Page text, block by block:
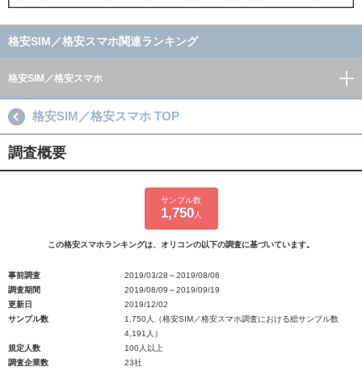
格安SIM／格安スマホ関連ランキング
格安SIM／格安スマホ
格安SIM／格安スマホ TOP
調査概要
サンプル数
1,750人
この格安スマホランキングは、オリコンの以下の調査に基づいています。
事前調査
2019/03/28～2019/08/08
調査期間
2019/08/09～2019/09/19
更新日
2019/12/02
サンプル数
1,750人（格安SIM／格安スマホ調査における総サンプル数
4,191人）
規定人数
100人以上
調査企業数
23社